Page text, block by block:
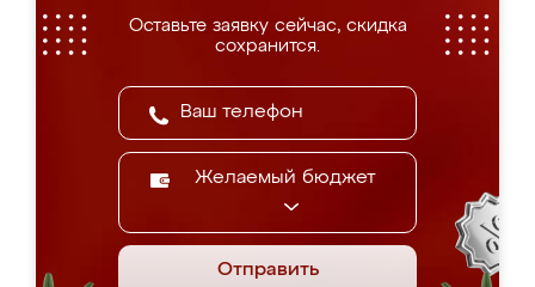
Оставьте заявку сейчас, скидка
сохранится.
Желаемый бюджет
Отправить